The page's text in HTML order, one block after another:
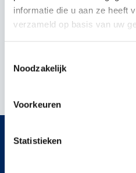
informatie die u aan ze heeft
verzameld op basis van uw
Noodzakelijk
Voorkeuren
Statistieken
ORIGINELE HUSQVARNA
XP 2TAKT SYNTHETIC
MENGOLIE
Incl. BTW